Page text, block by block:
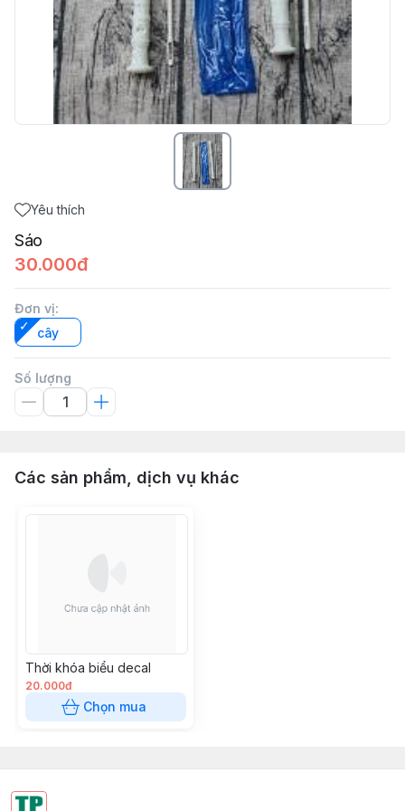
Yêu thích
Sáo
30.000đ
Đơn vị:
cây
Số lượng
Các sản phẩm, dịch vụ khác
Thời khóa biểu decal
20.000đ
Chọn mua